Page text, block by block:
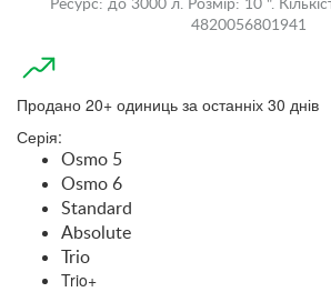
Ресурс: до 3000 л. Розмір: 10 ".
4820056801941
Продано 20+ одиниць за останніх 30 днів
Серія:
Osmo 5
Osmo 6
Standard
Absolute
Trio
Trio+